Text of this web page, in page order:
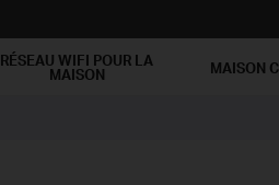
RÉSEAU WIFI POUR LA
MAISON MAISON